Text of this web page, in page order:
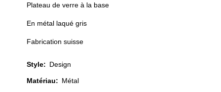
Plateau de verre à la base
En métal laqué gris
Fabrication suisse
Style: Design
Matériau: Métal